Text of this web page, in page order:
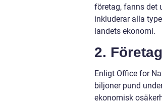
företag, fanns det
inkluderar alla
landets ekonomi.
2.
Enligt Office for
biljoner pund
ekonomisk